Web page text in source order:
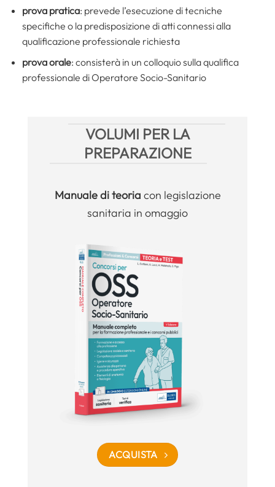
prova pratica: prevede l’esecuzione di tecniche
specifiche o la predisposizione di atti connessi alla
qualificazione professionale richiesta
prova orale: consisterà in un colloquio sulla qualifica
professionale di Operatore Socio-Sanitario
VOLUMI PER LA
PREPARAZIONE
Manualedi teoria con legislazione
sanitaria in omaggio
ACQUISTA